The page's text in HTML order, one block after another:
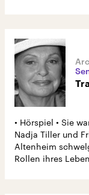
• Hörspiel • Sie
Nadja Tiller und
Altenheim
Rollen ihres